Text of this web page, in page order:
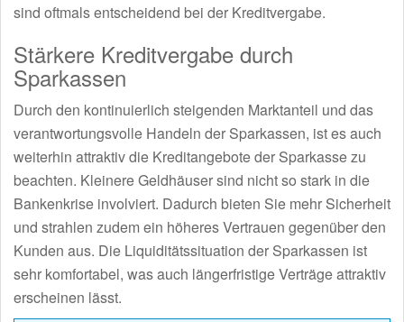
sind oftmals entscheidend bei der Kreditvergabe.
Stärkere Kreditvergabe durch
Sparkassen
Durch den kontinuierlich steigenden Marktanteil und das
verantwortungsvolle Handeln der Sparkassen, ist es auch
weiterhin attraktiv die Kreditangebote der Sparkasse zu
beachten. Kleinere Geldhäuser sind nicht so stark in die
Bankenkrise involviert. Dadurch bieten Sie mehr Sicherheit
und strahlen zudem ein höheres Vertrauen gegenüber den
Kunden aus. Die Liquiditätssituation der Sparkassen ist
sehr komfortabel, was auch längerfristige Verträge attraktiv
erscheinen lässt.